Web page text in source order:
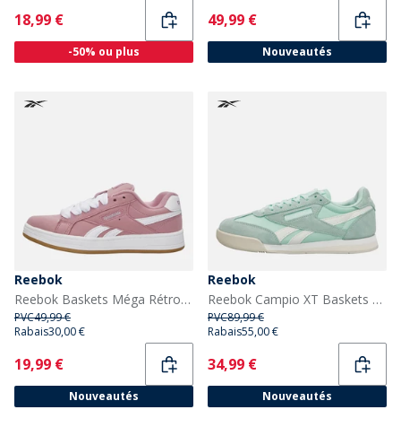
Current
18,99 €
-50% ou plus
Current
49,99 €
Nouveautés
Reebok
Reebok Baskets Méga Rétro Junior Fille Dusty Rose/Blanc/Gum
PVC49,99 €
Rabais30,00 €
Current
19,99 €
Nouveautés
Reebok
Reebok Campio XT Baskets Glitch Aqua/Chalk/Alabaster
PVC89,99 €
Rabais55,00 €
Current
34,99 €
Nouveautés